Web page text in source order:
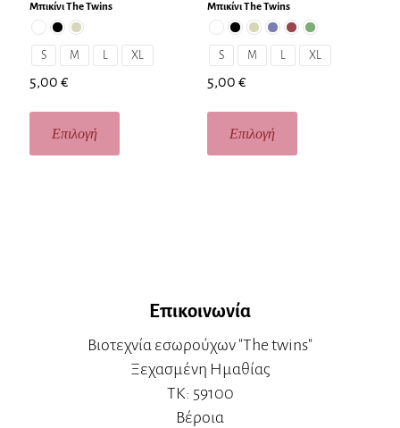
Μπικίνι The Twins
S M L XL
5,00 €
Επιλογή
Μπικίνι The Twins
S M L XL
5,00 €
Επιλογή
Επικοινωνία
Βιοτεχνία εσωρούχων "The twins"
Ξεχασμένη Ημαθίας
ΤΚ: 59100
Βέροια